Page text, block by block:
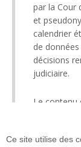
par la Cour
et
calendrier
de
décisions
judiciaire.
Le contenu
Ce site utilise des